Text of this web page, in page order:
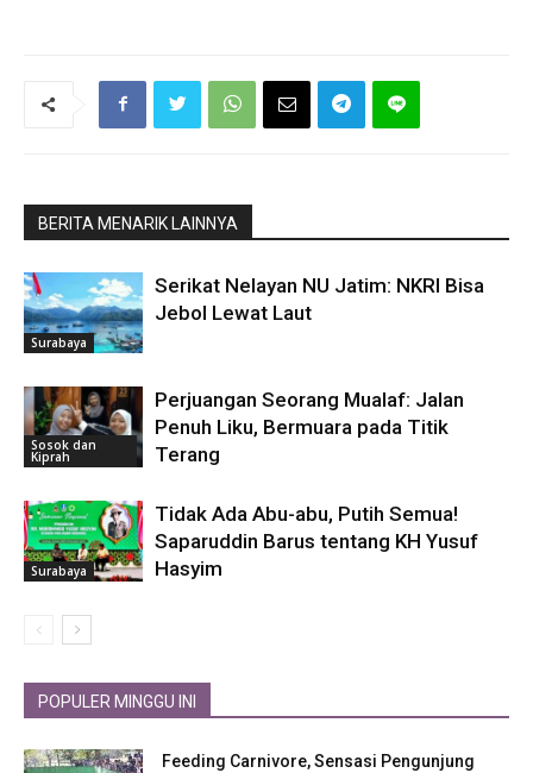
BERITA MENARIK LAINNYA
Surabaya
Serikat Nelayan NU Jatim: NKRI Bisa
Jebol Lewat Laut
Sosok dan
Kiprah
Perjuangan Seorang Mualaf: Jalan
Penuh Liku, Bermuara pada Titik
Terang
Surabaya
Tidak Ada Abu-abu, Putih Semua!
Saparuddin Barus tentang KH Yusuf
Hasyim
POPULER MINGGU INI
Feeding Carnivore, Sensasi Pengunjung